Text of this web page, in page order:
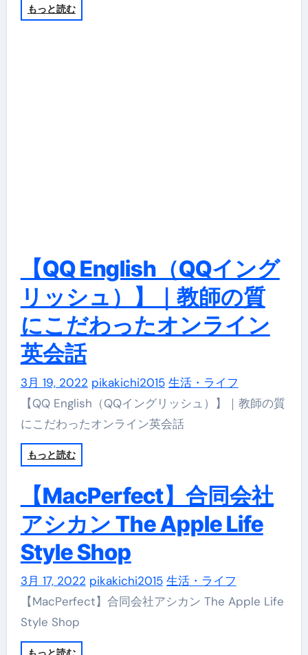
もっと読む
【QQ English（QQイング
リッシュ）】｜教師の質
にこだわったオンライン
英会話
3月 19, 2022 pikakichi2015 生活・ライフ
【QQ English（QQイングリッシュ）】｜教師の質
にこだわったオンライン英会話
もっと読む
【MacPerfect】合同会社
アシカン The Apple Life
Style Shop
3月 17, 2022 pikakichi2015 生活・ライフ
【MacPerfect】合同会社アシカン The Apple Life
Style Shop